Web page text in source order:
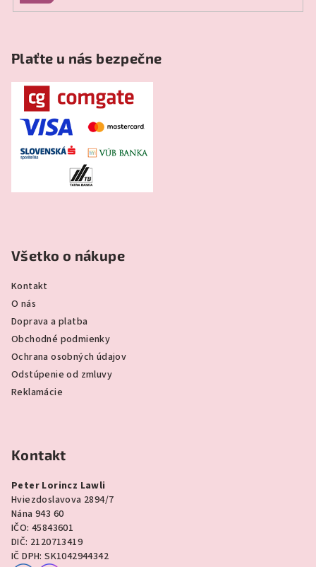
Plaťte u nás bezpečne
Všetko o nákupe
Kontakt
O nás
Doprava a platba
Obchodné podmienky
Ochrana osobných údajov
Odstúpenie od zmluvy
Reklamácie
Kontakt
Peter Lorincz Lawli
Hviezdoslavova 2894/7
Nána 943 60
IČO: 45843601
DIČ: 2120713419
IČ DPH: SK1042944342